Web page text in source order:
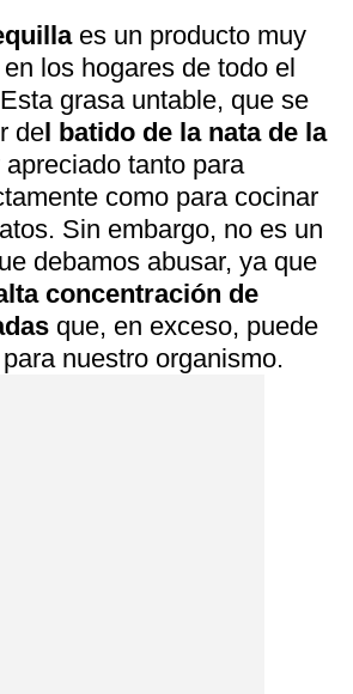
es un producto muy
los hogares de todo el
grasa untable, que se
de l batido de la nata de la
apreciado tanto para
como para cocinar
Sin embargo, no es un
debamos abusar, ya que
concentración de
que, en exceso, puede
nuestro organismo.